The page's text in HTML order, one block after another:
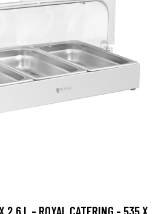
2,6 L - ROYAL CATERING - 535 X